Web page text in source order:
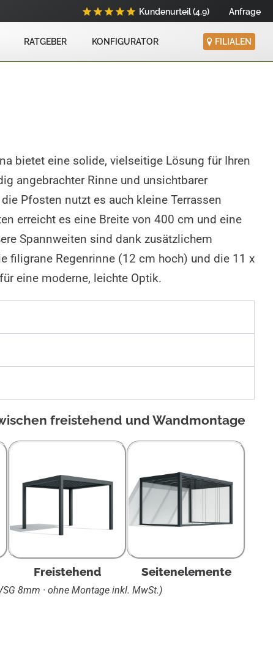
Kundenurteil (4.9) Anfrage
RATGEBER KONFIGURATOR FILIALEN
bietet eine solide, vielseitige Lösung für Ihren
angebrachter Rinne und unsichtbarer
Pfosten nutzt es auch kleine Terrassen
erreicht es eine Breite von 400 cm und eine
Spannweiten sind dank zusätzlichem
filigrane Regenrinne (12 cm hoch) und die 11 x
eine moderne, leichte Optik.
freistehend und Wandmontage
Freistehend Seitenelemente
8mm · ohne Montage inkl. MwSt.)